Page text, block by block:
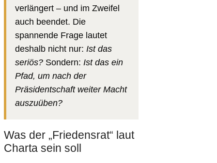
verlängert – und im Zweifel
auch beendet. Die
spannende Frage lautet
deshalb nicht nur: Ist das
seriös? Sondern: Ist das ein
Pfad, um nach der
Präsidentschaft weiter Macht
auszuüben?
Was der „Friedensrat“ laut
Charta sein soll